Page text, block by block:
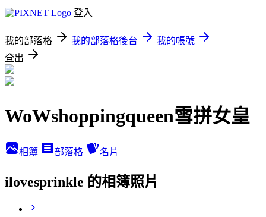
登入
我的部落格 我的部落格後台
我的帳號
登出
WoWshoppingqueen雪拼女皇
相簿 部落格 名片
ilovesprinkle 的相簿照片